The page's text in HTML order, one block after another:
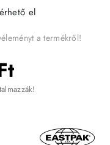
el
a termékről!